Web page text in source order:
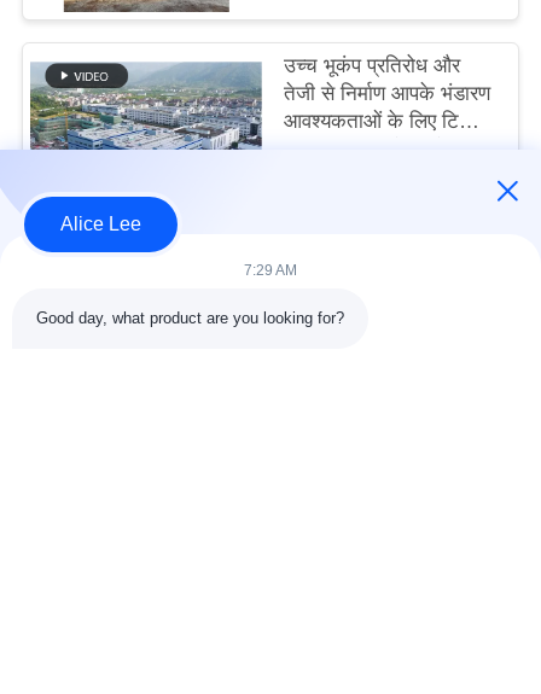
उच्च भूकंप प्रतिरोध और
तेजी से निर्माण आपके भंडारण
आवश्यकताओं के लिए टिकाऊ
Alice Lee
7:29 AM
Good day, what product are you looking for?